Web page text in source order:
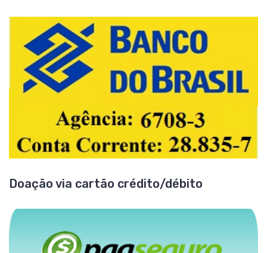
Doação via cartão crédito/débito